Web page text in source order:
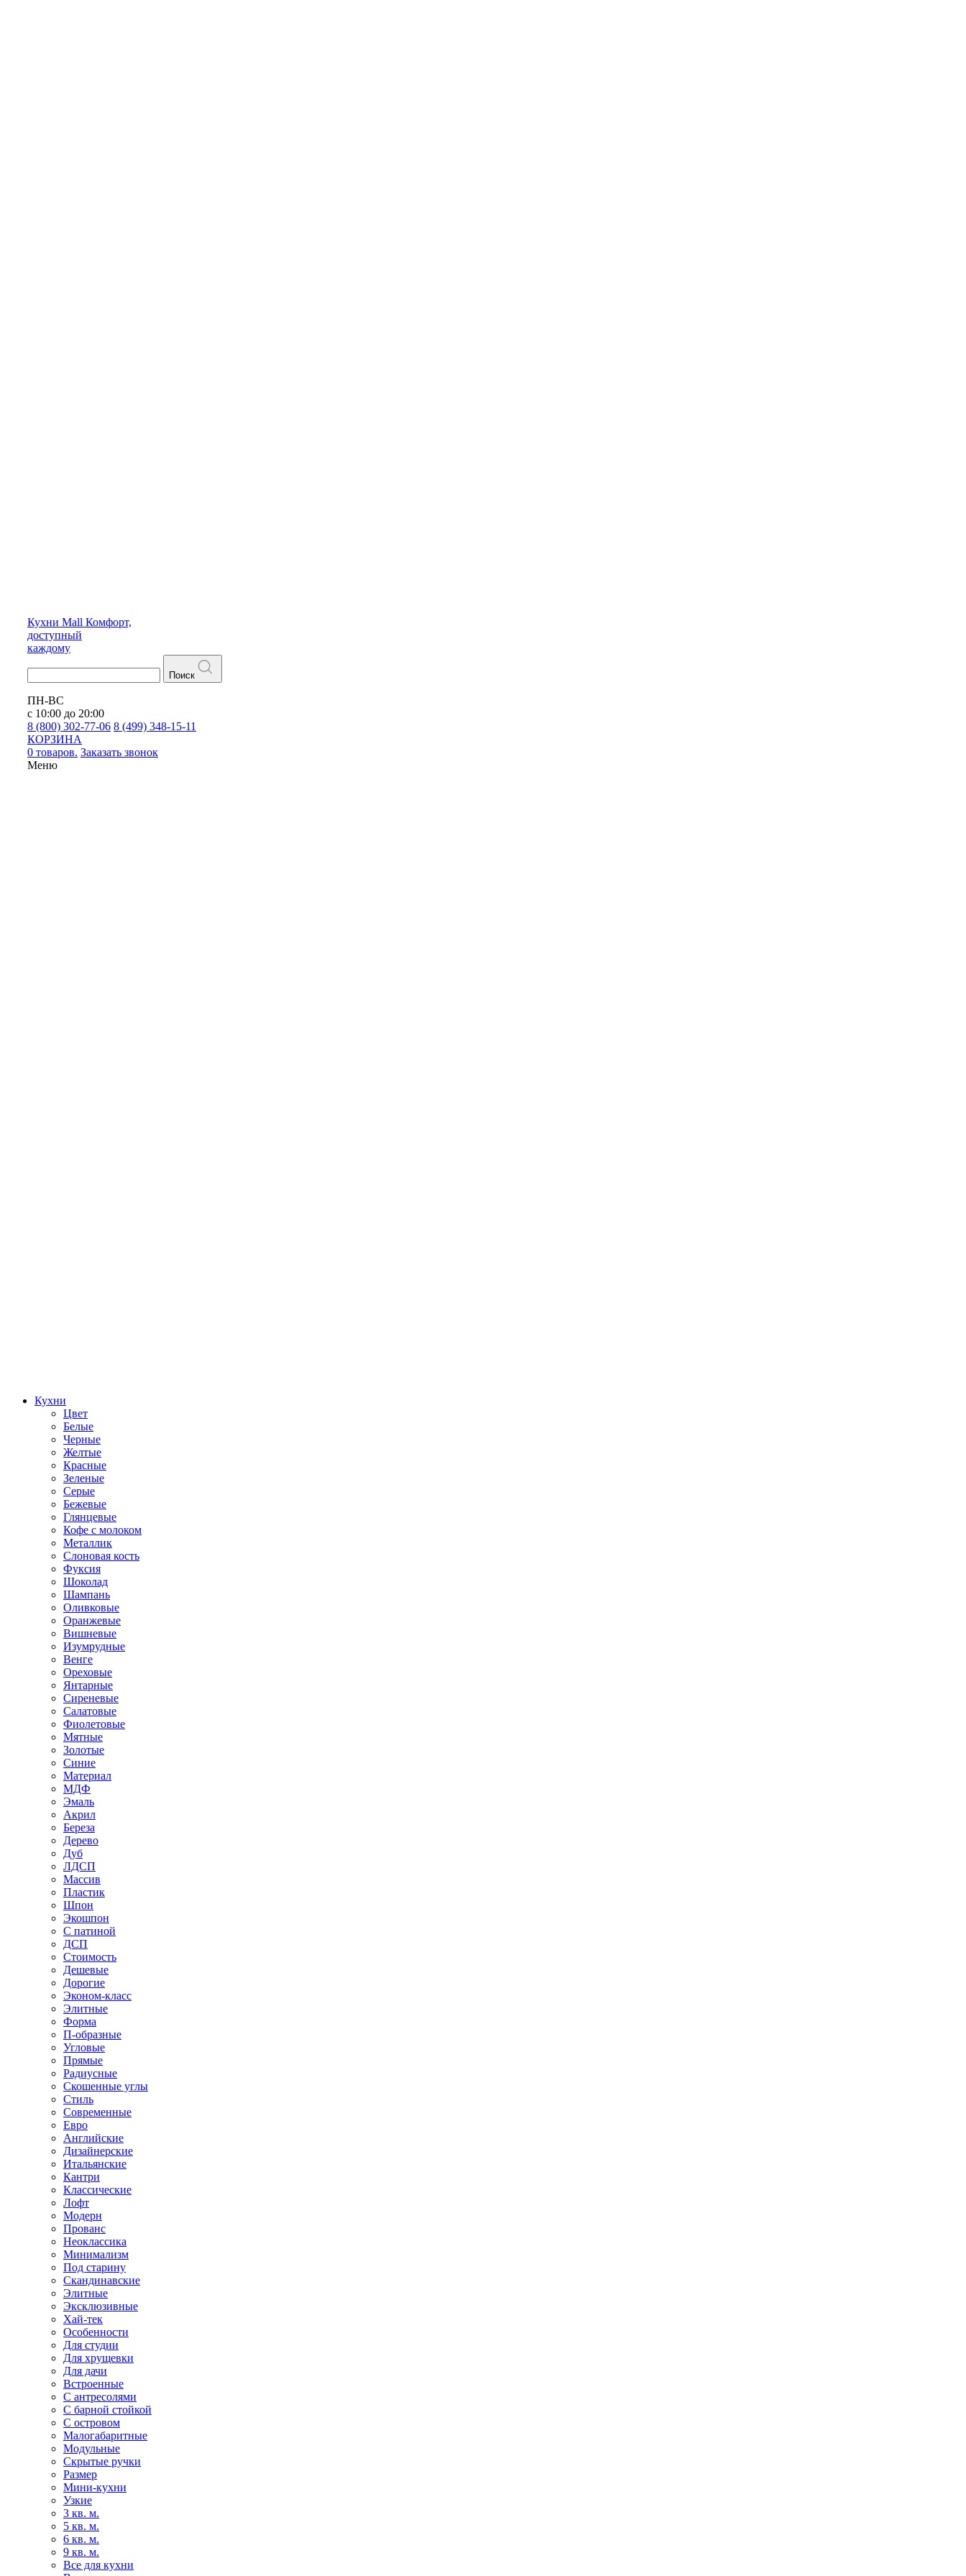
Кухни Mall Комфорт,
доступный
каждому
Поиск
ПН-ВС
с 10:00 до 20:00
8 (800) 302-77-06 8 (499) 348-15-11
КОРЗИНА
0 товаров. Заказать звонок
Меню
Кухни
Цвет
Белые
Черные
Желтые
Красные
Зеленые
Серые
Бежевые
Глянцевые
Кофе с молоком
Металлик
Слоновая кость
Фуксия
Шоколад
Шампань
Оливковые
Оранжевые
Вишневые
Изумрудные
Венге
Ореховые
Янтарные
Сиреневые
Салатовые
Фиолетовые
Мятные
Золотые
Синие
Материал
МДФ
Эмаль
Акрил
Береза
Дерево
Дуб
ЛДСП
Массив
Пластик
Шпон
Экошпон
С патиной
ДСП
Стоимость
Дешевые
Дорогие
Эконом-класс
Элитные
Форма
П-образные
Угловые
Прямые
Радиусные
Скошенные углы
Стиль
Современные
Евро
Английские
Дизайнерские
Итальянские
Кантри
Классические
Лофт
Модерн
Прованс
Неоклассика
Минимализм
Под старину
Скандинавские
Элитные
Эксклюзивные
Хай-тек
Особенности
Для студии
Для хрущевки
Для дачи
Встроенные
С антресолями
С барной стойкой
С островом
Малогабаритные
Модульные
Скрытые ручки
Размер
Мини-кухни
Узкие
3 кв. м.
5 кв. м.
6 кв. м.
9 кв. м.
Все для кухни